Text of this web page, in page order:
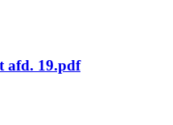
afd. 19.pdf